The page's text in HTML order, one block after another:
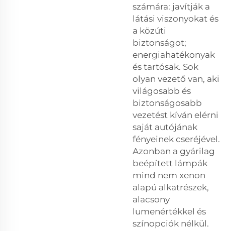
számára: javítják a
látási viszonyokat és
a közúti
biztonságot;
energiahatékonyak
és tartósak. Sok
olyan vezető van, aki
világosabb és
biztonságosabb
vezetést kíván elérni
saját autójának
fényeinek cseréjével.
Azonban a gyárilag
beépített lámpák
mind nem xenon
alapú alkatrészek,
alacsony
lumenértékkel és
színopciók nélkül.